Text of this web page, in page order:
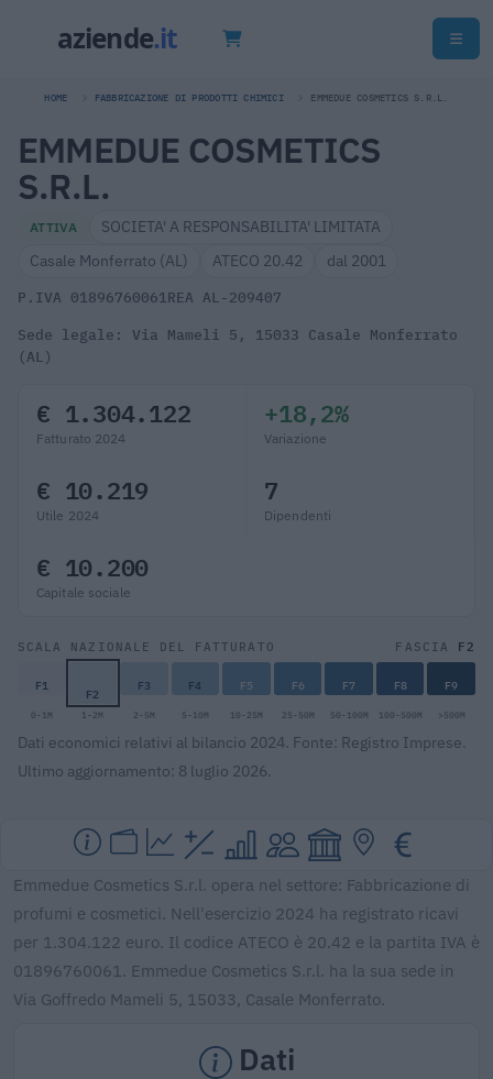
HOME FABBRICAZIONE DI PRODOTTI CHIMICI EMMEDUE COSMETICS S.R.L.
EMMEDUE COSMETICS
S.R.L.
ATTIVA
SOCIETA' A RESPONSABILITA' LIMITATA
Casale Monferrato (AL)
ATECO 20.42 dal 2001
P.IVA 01896760061REA AL-209407
Sede legale: Via Mameli 5, 15033 Casale Monferrato
(AL)
€ 1.304.122
Fatturato 2024
+18,2%
Variazione
€ 10.219
Utile 2024
7
Dipendenti
€ 10.200
Capitale sociale
SCALA NAZIONALE DEL FATTURATO FASCIA F2
F1 F2 F3 F4 F5 F6 F7 F8 F9
0-1M 1-2M 2-5M 5-10M 10-25M 25-50M 50-100M 100-500M >500M
Dati economici relativi al bilancio 2024. Fonte: Registro Imprese.
Ultimo aggiornamento: 8 luglio 2026.
Emmedue Cosmetics S.r.l. opera nel settore: Fabbricazione di
profumi e cosmetici. Nell'esercizio 2024 ha registrato ricavi
per 1.304.122 euro. Il codice ATECO è 20.42 e la partita IVA è
01896760061. Emmedue Cosmetics S.r.l. ha la sua sede in
Via Goffredo Mameli 5, 15033, Casale Monferrato.
Dati